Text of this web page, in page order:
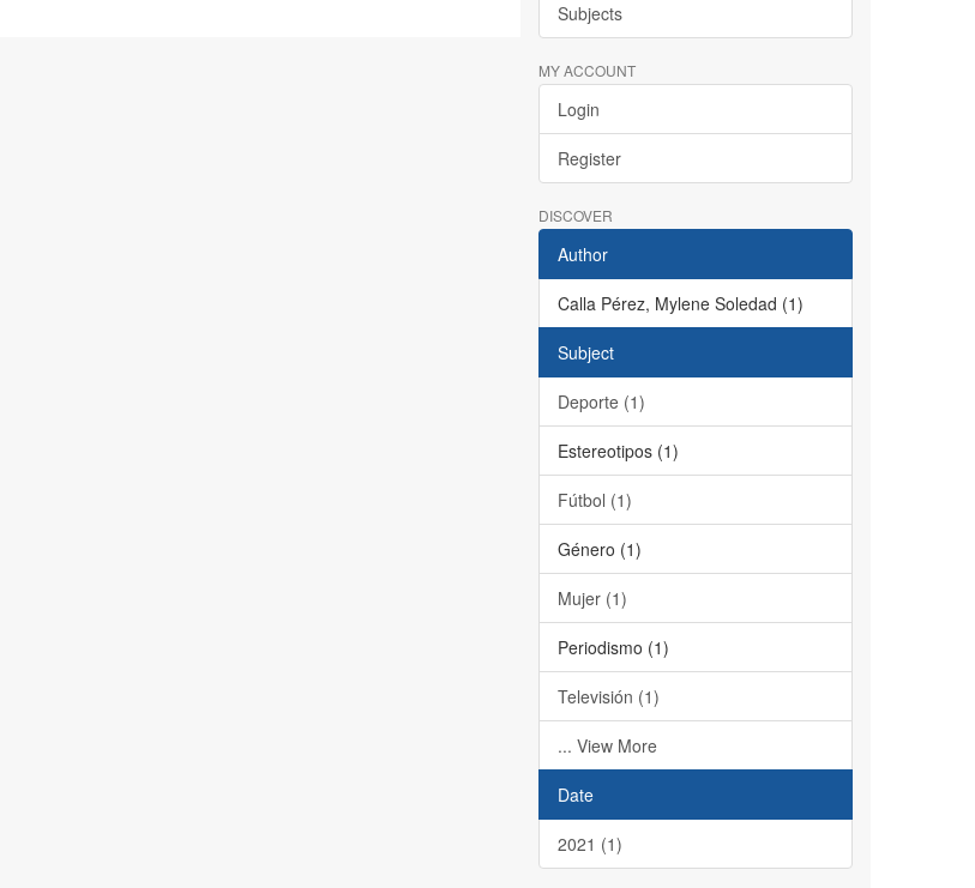
Subjects
MY ACCOUNT
Login
Register
DISCOVER
Author
Calla Pérez, Mylene Soledad (1)
Subject
Deporte (1)
Estereotipos (1)
Fútbol (1)
Género (1)
Mujer (1)
Periodismo (1)
Televisión (1)
... View More
Date
2021 (1)